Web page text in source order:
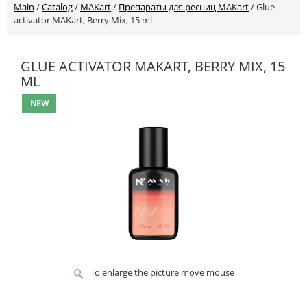
Main /Catalog/ MAKart/ Препараты для ресниц MAKart/Glue
activator MAKart, Berry Mix, 15 ml
GLUE ACTIVATOR MAKART, BERRY MIX, 15
ML
NEW
To enlarge the picture move mouse